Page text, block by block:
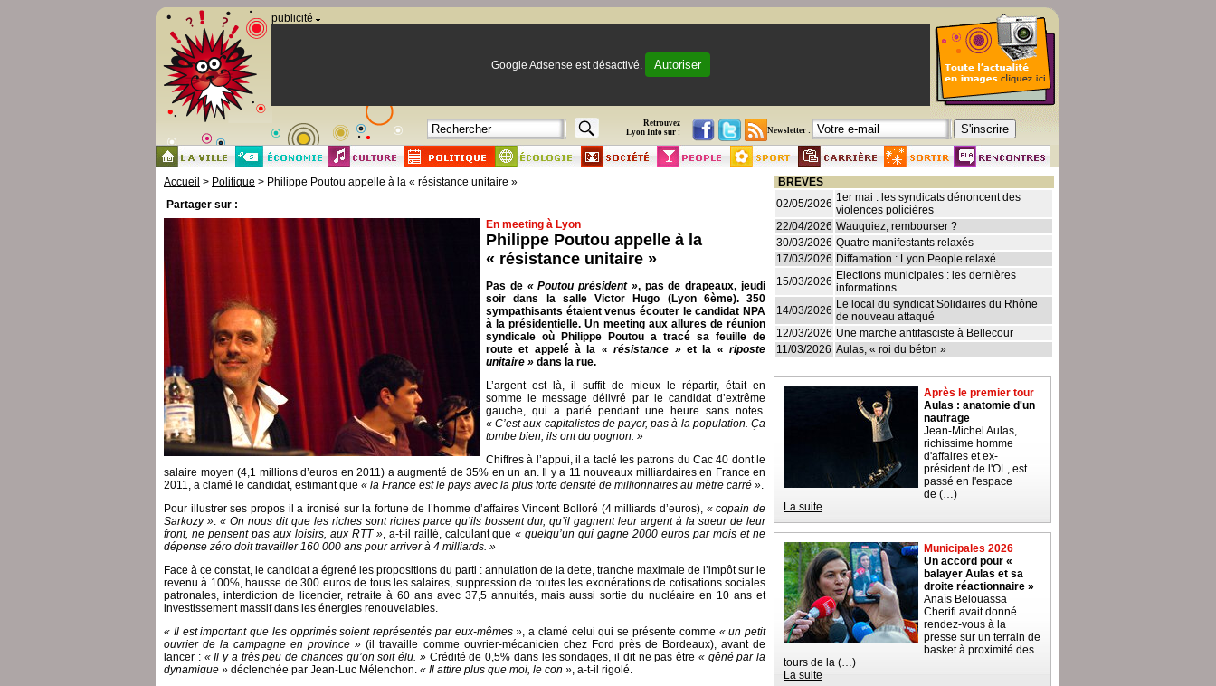
publicité
Google Adsense est désactivé. Autoriser
Retrouvez
Lyon Info sur :
Newsletter :
Accueil > Politique > Philippe Poutou appelle à la « résistance unitaire »
Partager sur :
En meeting à Lyon
Philippe Poutou appelle à la
« résistance unitaire »
Pas de « Poutou président », pas de drapeaux, jeudi
soir dans la salle Victor Hugo (Lyon 6ème). 350
sympathisants étaient venus écouter le candidat NPA
à la présidentielle. Un meeting aux allures de réunion
syndicale où Philippe Poutou a tracé sa feuille de
route et appelé à la « résistance »et la « riposte
unitaire » dans la rue.
L’argent est là, il suffit de mieux le répartir, était en
somme le message délivré par le candidat d’extrême
gauche, qui a parlé pendant une heure sans notes.
« C’est aux capitalistes de payer, pas à la population. Ça
tombe bien, ils ont du pognon. »
Chiffres à l’appui, il a taclé les patrons du Cac 40 dont le
salaire moyen (4,1 millions d’euros en 2011) a augmenté de 35% en un an. Il y a 11 nouveaux milliardaires en France en
2011, a clamé le candidat, estimant que « la France est le pays avec la plus forte densité de millionnaires au mètre carré ».
Pour illustrer ses propos il a ironisé sur la fortune de l’homme d’affaires Vincent Bolloré (4 milliards d’euros), « copain de
Sarkozy ». « On nous dit que les riches sont riches parce qu’ils bossent dur, qu’il gagnent leur argent à la sueur de leur
front, ne pensent pas aux loisirs, aux RTT », a-t-il raillé, calculant que« quelqu’un qui gagne 2000 euros par mois et ne
dépense zéro doit travailler 160 000 ans pour arriver à 4 milliards. »
Face à ce constat, le candidat a égrené les propositions du parti : annulation de la dette, tranche maximale de l’impôt sur le
revenu à 100%, hausse de 300 euros de tous les salaires, suppression de toutes les exonérations de cotisations sociales
patronales, interdiction de licencier, retraite à 60 ans avec 37,5 annuités, mais aussi sortie du nucléaire en 10 ans et
investissement massif dans les énergies renouvelables.
« Il est important que les opprimés soient représentés par eux-mêmes », a clamé celui qui se présente comme « un petit
ouvrier de la campagne en province » (il travaille comme ouvrier-mécanicien chez Ford près de Bordeaux), avant de
lancer : « Il y a très peu de chances qu’on soit élu. »Crédité de 0,5% dans les sondages, il dit ne pas être « gêné par la
dynamique » déclenchée par Jean-Luc Mélenchon. « Il attire plus que moi, le con », a-t-il rigolé.
BREVES
02/05/2026 1er mai : les syndicats dénoncent des
violences policières
22/04/2026 Wauquiez, rembourser ?
30/03/2026 Quatre manifestants relaxés
17/03/2026 Diffamation : Lyon People relaxé
15/03/2026 Elections municipales : les dernières
informations
14/03/2026 Le local du syndicat Solidaires du Rhône
de nouveau attaqué
12/03/2026 Une marche antifasciste à Bellecour
11/03/2026 Aulas, « roi du béton »
Après le premier tour
Aulas : anatomie d'un
naufrage
Jean-Michel Aulas,
richissime homme
d'affaires et ex-
président de l'OL, est
passé en l'espace
de (…)
La suite
Municipales 2026
Un accord pour «
balayer Aulas et sa
droite réactionnaire »
Anaïs Belouassa
Cherifi avait donné
rendez-vous à la
presse sur un terrain de
basket à proximité des
tours de la (…)
La suite
Panneau de gestion des cookies